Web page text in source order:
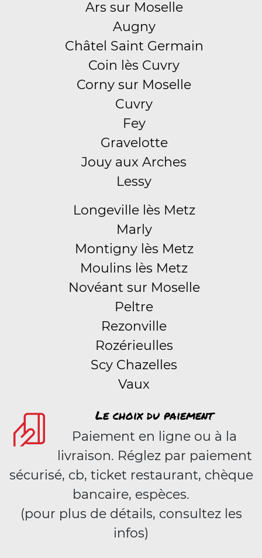
Ars sur Moselle
Augny
Châtel Saint Germain
Coin lès Cuvry
Corny sur Moselle
Cuvry
Fey
Gravelotte
Jouy aux Arches
Lessy
Longeville lès Metz
Marly
Montigny lès Metz
Moulins lès Metz
Novéant sur Moselle
Peltre
Rezonville
Rozérieulles
Scy Chazelles
Vaux
Le choix du paiement
Paiement en ligne ou à la
livraison. Réglez par paiement
sécurisé, cb, ticket restaurant, chèque
bancaire, espèces.
(pour plus de détails, consultez les
infos)